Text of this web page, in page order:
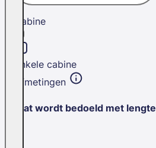
Cabine
Enkele cabine
Afmetingen
Wat wordt bedoeld met